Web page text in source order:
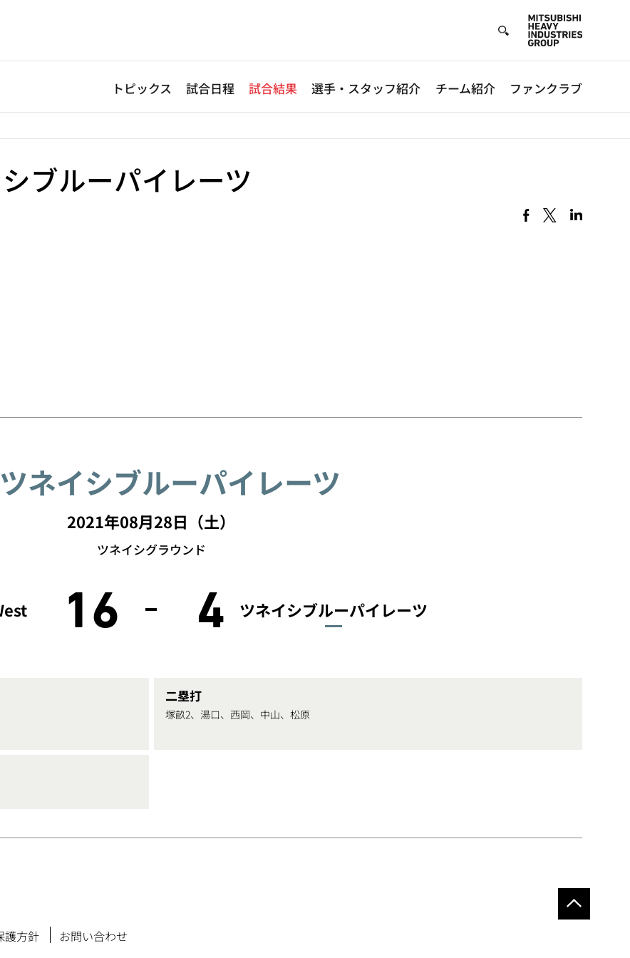
トピックス 試合日程 試合結果 選手・スタッフ紹介 チーム紹介 ファンクラブ
ブルーパイレーツ
ネイシブルーパイレーツ
2021年08月28日（土）
ツネイシグラウンド
16 ツネイシブルーパイレーツ
4
二塁打
塚畝2、湯口、西岡、中山、松原
護方針 お問い合わせ